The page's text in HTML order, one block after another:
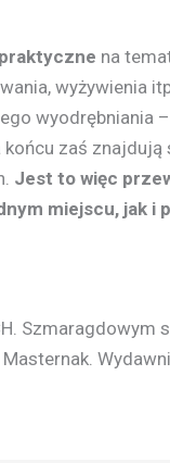
na
wyżywienia
zaś
Jest to więc
miejscu, jak i